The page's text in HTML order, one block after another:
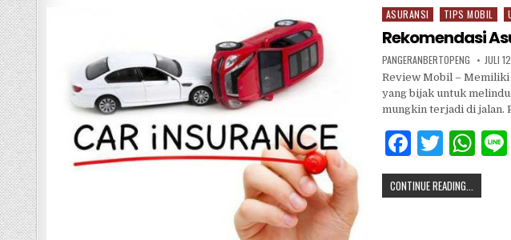
b
o
o
k
r
A
p
p
Posted
in
ASURANSI TIPS MOBIL
Rekomendasi
PANGERANBERTOPENG JULI
Review Mobil –
yang bijak untuk
mungkin terjadi di jalan.
F
a
c
T
w
it
W
h
at
CONTINUE READING...